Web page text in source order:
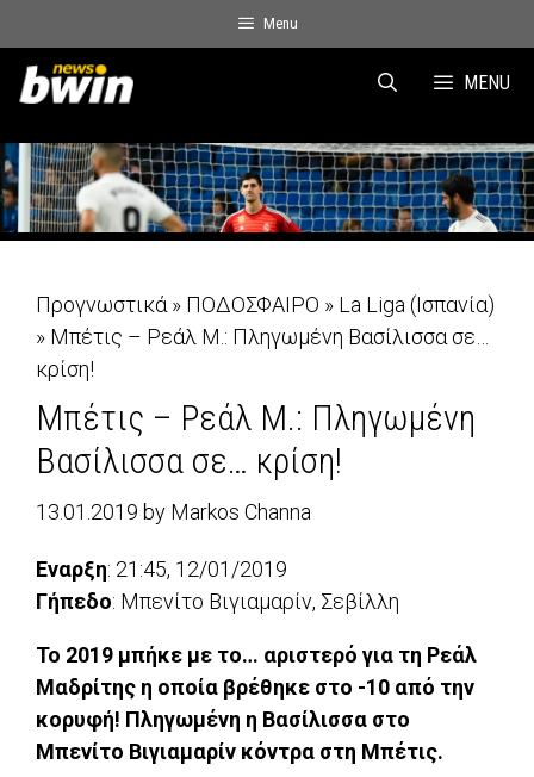
to
content
Menu
MENU
Προγνωστικά » ΠΟΔΟΣΦΑΙΡΟ » La Liga (Ισπανία)
» Μπέτις – Ρεάλ Μ.: Πληγωμένη Βασίλισσα σε…
κρίση!
Μπέτις – Ρεάλ Μ.: Πληγωμένη
Βασίλισσα σε… κρίση!
13.01.2019 by Markos Channa
Eναρξη: 21:45, 12/01/2019
Γήπεδο: Μπενίτο Βιγιαμαρίν, Σεβίλλη
Το 2019 μπήκε με το… αριστερό για τη Ρεάλ
Μαδρίτης η οποία βρέθηκε στο -10 από την
κορυφή! Πληγωμένη η Βασίλισσα στο
Μπενίτο Βιγιαμαρίν κόντρα στη Μπέτις.